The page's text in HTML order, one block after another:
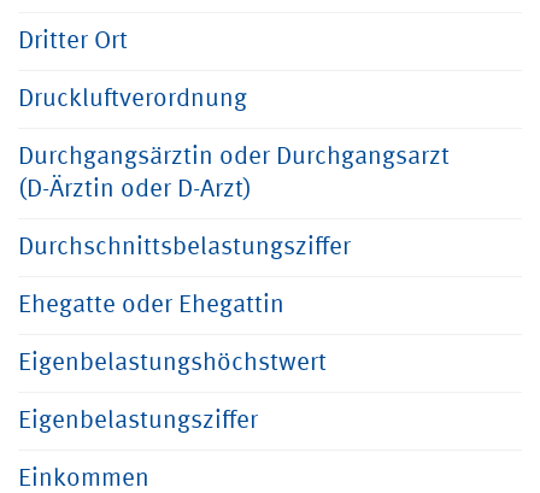
Dritter Ort
Druckluftverordnung
Durchgangsärztin oder Durchgangsarzt
(D-Ärztin oder D-Arzt)
Durchschnittsbelastungsziffer
Ehegatte oder Ehegattin
Eigenbelastungshöchstwert
Eigenbelastungsziffer
Einkommen